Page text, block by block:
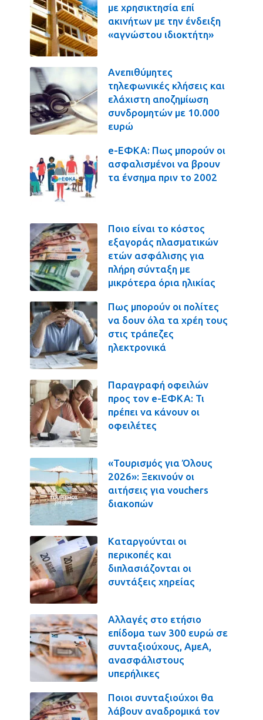
με χρησικτησία επί
ακινήτων με την ένδειξη
«αγνώστου ιδιοκτήτη»
Ανεπιθύμητες
τηλεφωνικές κλήσεις και
ελάχιστη αποζημίωση
συνδρομητών με 10.000
ευρώ
e-ΕΦΚΑ: Πως μπορούν οι
ασφαλισμένοι να βρουν
τα ένσημα πριν το 2002
Ποιο είναι το κόστος
εξαγοράς πλασματικών
ετών ασφάλισης για
πλήρη σύνταξη με
μικρότερα όρια ηλικίας
Πως μπορούν οι πολίτες
να δουν όλα τα χρέη τους
στις τράπεζες
ηλεκτρονικά
Παραγραφή οφειλών
προς τον e-ΕΦΚΑ: Τι
πρέπει να κάνουν οι
οφειλέτες
«Τουρισμός για Όλους
2026»: Ξεκινούν οι
αιτήσεις για vouchers
διακοπών
Καταργούνται οι
περικοπές και
διπλασιάζονται οι
συντάξεις χηρείας
Αλλαγές στο ετήσιο
επίδομα των 300 ευρώ σε
συνταξιούχους, ΑμεΑ,
ανασφάλιστους
υπερήλικες
Ποιοι συνταξιούχοι θα
λάβουν αναδρομικά τον